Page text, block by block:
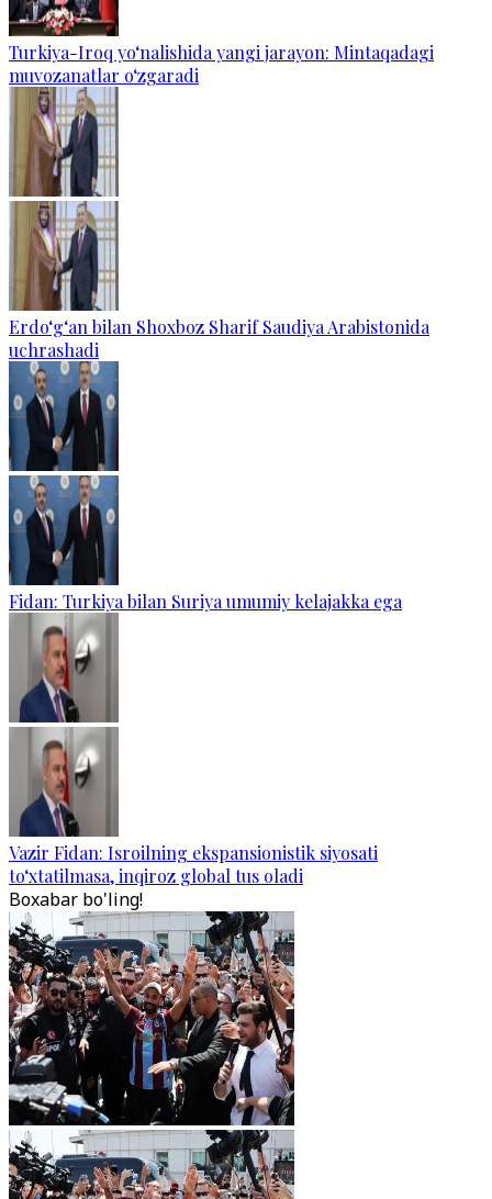
Turkiya-Iroq yo‘nalishida yangi jarayon: Mintaqadagi
muvozanatlar o‘zgaradi
Erdo‘g‘an bilan Shoxboz Sharif Saudiya Arabistonida
uchrashadi
Fidan: Turkiya bilan Suriya umumiy kelajakka ega
Vazir Fidan: Isroilning ekspansionistik siyosati
to‘xtatilmasa, inqiroz global tus oladi
Boxabar bo'ling!